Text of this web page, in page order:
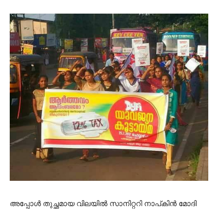
അപ്പോൾ തുച്ഛമായ വിലയിൽ സാനിറ്ററി നാപ്കിൻ മോദി